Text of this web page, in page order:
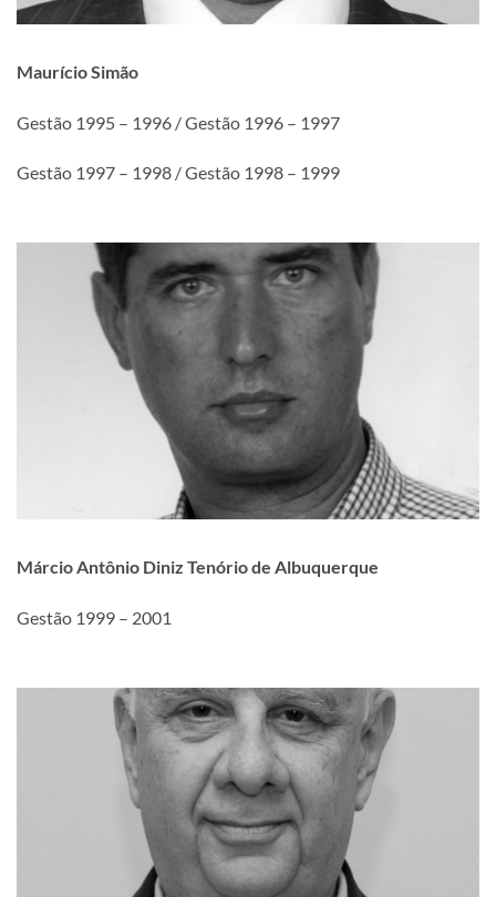
Maurício Simão
Gestão 1995 – 1996 / Gestão 1996 – 1997
Gestão 1997 – 1998 / Gestão 1998 – 1999
Márcio Antônio Diniz Tenório de Albuquerque
Gestão 1999 – 2001